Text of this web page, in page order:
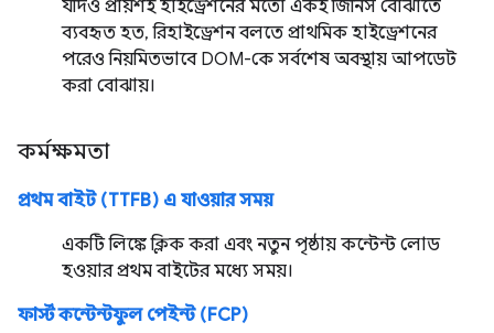
যদিও প্রায়শই হাইড্রেশনের মতো একই জিনিস বোঝাতে
ব্যবহৃত হত, রিহাইড্রেশন বলতে প্রাথমিক হাইড্রেশনের
পরেও নিয়মিতভাবে DOM-কে সর্বশেষ অবস্থায় আপডেট
করা বোঝায়।
কর্মক্ষমতা
প্রথম বাইট (TTFB) এ যাওয়ার সময়
একটি লিঙ্কে ক্লিক করা এবং নতুন পৃষ্ঠায় কন্টেন্ট লোড
হওয়ার প্রথম বাইটের মধ্যে সময়।
ফার্স্ট কন্টেন্টফুল পেইন্ট (FCP)